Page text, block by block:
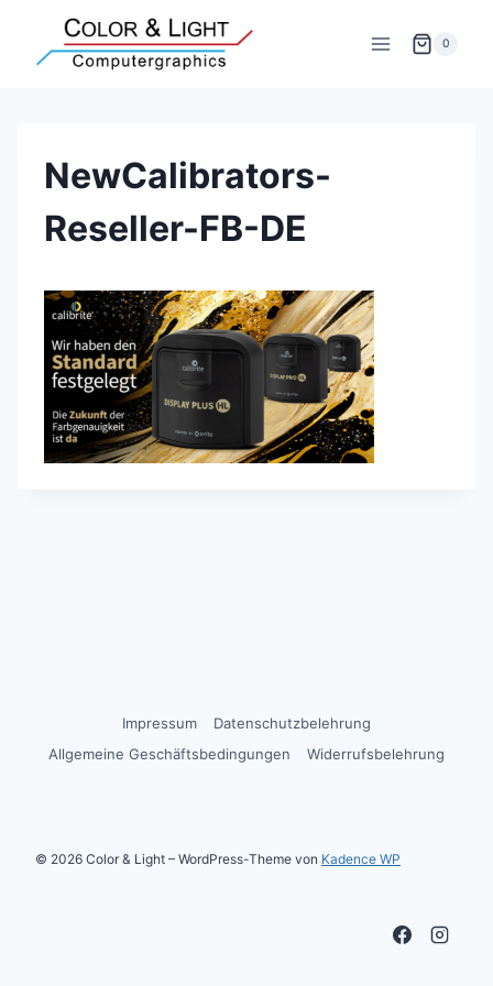
springen
0
NewCalibrators-
Reseller-FB-DE
Impressum
Datenschutzbelehrung
Allgemeine Geschäftsbedingungen
Widerrufsbelehrung
© 2026 Color & Light – WordPress-Theme von Kadence WP